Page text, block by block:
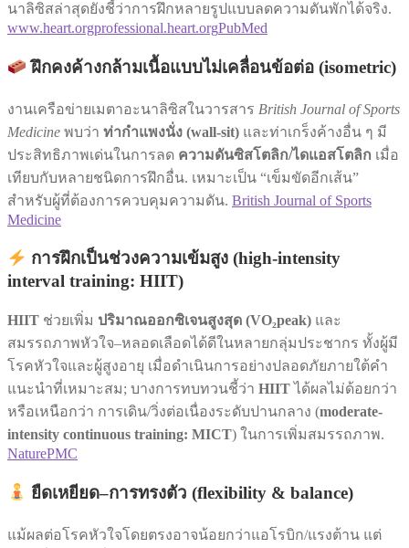
นาลิซิสล่าสุดยังชี้ว่าการฝึกหลายรูปแบบลดความดันพักได้จริง.
www.heart.orgprofessional.heart.orgPubMed
ฝึกคงค้างกล้ามเนื้อแบบไม่เคลื่อนข้อต่อ (isometric)
งานเครือข่ายเมตาอะนาลิซิสในวารสาร British Journal of Sports
Medicine พบว่า ท่ากำแพงนั่ง (wall-sit) และท่าเกร็งค้างอื่น ๆ มี
ประสิทธิภาพเด่นในการลด ความดันซิสโตลิก/ไดแอสโตลิก เมื่อ
เทียบกับหลายชนิดการฝึกอื่น. เหมาะเป็น “เข็มขัดอีกเส้น”
สำหรับผู้ที่ต้องการควบคุมความดัน. British Journal of Sports
Medicine
การฝึกเป็นช่วงความเข้มสูง (high-intensity
interval training: HIIT)
HIIT ช่วยเพิ่ม ปริมาณออกซิเจนสูงสุด (VO₂peak) และ
สมรรถภาพหัวใจ–หลอดเลือดได้ดีในหลายกลุ่มประชากร ทั้งผู้มี
โรคหัวใจและผู้สูงอายุ เมื่อดำเนินการอย่างปลอดภัยภายใต้คำ
แนะนำที่เหมาะสม; บางการทบทวนชี้ว่า HIITได้ผลไม่ด้อยกว่า
หรือเหนือกว่า การเดิน/วิ่งต่อเนื่องระดับปานกลาง (moderate-
intensity continuous training: MICT) ในการเพิ่มสมรรถภาพ.
NaturePMC
ยืดเหยียด–การทรงตัว (flexibility & balance)
แม้ผลต่อโรคหัวใจโดยตรงอาจน้อยกว่าแอโรบิก/แรงต้าน แต่